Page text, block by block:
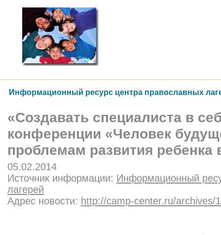
Информационный ресурс центра православных
«Создавать специалиста в
конференции «Человек
проблемам развития ребенка
05.02.2014
Источник информации: Информационный
лагерей
Адрес новости: http://camp-center.ru/archives/